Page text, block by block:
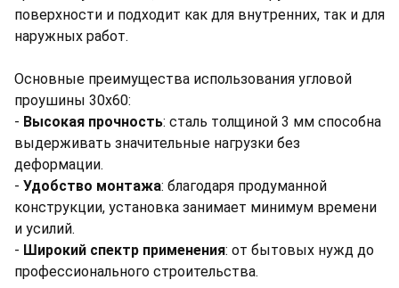
поверхности и подходит как для внутренних, так и для
наружных работ.
Основные преимущества использования угловой
проушины 30х60:
- Высокая прочность: сталь толщиной 3 мм способна
выдерживать значительные нагрузки без
деформации.
- Удобство монтажа: благодаря продуманной
конструкции, установка занимает минимум времени
и усилий.
- Широкий спектр применения: от бытовых нужд до
профессионального строительства.